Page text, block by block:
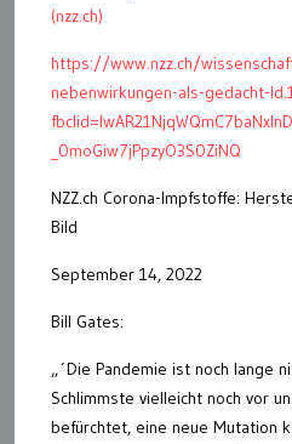
(nzz.ch)
https://www.nzz.ch/
nebenwirkungen-als-gedacht-
_0moGiw7jPpzyO3S0ZiNQ
NZZ.ch Corona-Impfstoffe:
Bild
September 14, 2022
Bill Gates:
„´Die Pandemie ist noch lange
Schlimmste vielleicht noch vor
befürchtet, eine neue Mutation